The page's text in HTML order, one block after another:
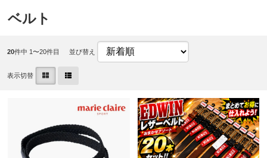
ベルト
20件中 1〜20件目 並び替え
表示切替